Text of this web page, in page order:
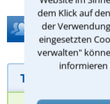
dem Klick auf
der
eingesetzten
verwalten"
informieren
Hilfe bei
Telefonhilfe